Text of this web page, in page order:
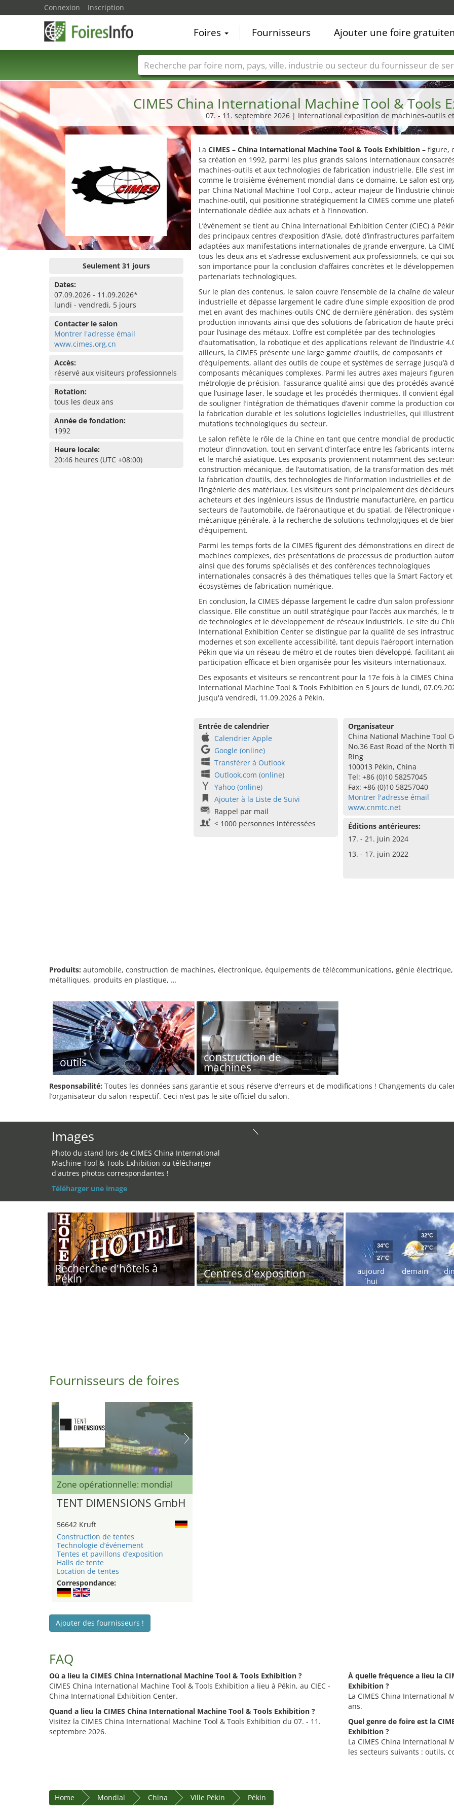
CIMES China International Machine Tool & Tools
07. - 11. septembre 2026 | International exposition de machines-outils
Seulement 31 jours
Dates:
07.09.2026 - 11.09.2026*
lundi - vendredi, 5 jours
Contacter le salon
Montrer l'adresse émail
www.cimes.org.cn
Accès:
réservé aux visiteurs professionnels
Rotation:
tous les deux ans
Année de fondation:
1992
Heure locale:
20:46 heures (UTC +08:00)
La CIMES – China International Machine Tool & Tools Exhibition– figure,
sa création en 1992, parmi les plus grands salons internationaux
machines-outils et aux technologies de fabrication industrielle. Elle s’est
comme le troisième événement mondial dans ce domaine. Le salon est
par China National Machine Tool Corp., acteur majeur de l’industrie
machine-outil, qui positionne stratégiquement la CIMES comme une
internationale dédiée aux achats et à l’innovation.
L’événement se tient au China International Exhibition Center (CIEC) à
des principaux centres d’exposition d’Asie, doté d’infrastructures
adaptées aux manifestations internationales de grande envergure. La
tous les deux ans et s’adresse exclusivement aux professionnels, ce qui
son importance pour la conclusion d’affaires concrètes et le
partenariats technologiques.
Sur le plan des contenus, le salon couvre l’ensemble de la chaîne de valeur
industrielle et dépasse largement le cadre d’une simple exposition de
met en avant des machines-outils CNC de dernière génération, des
production innovants ainsi que des solutions de fabrication de haute
pour l’usinage des métaux. L’offre est complétée par des technologies
d’automatisation, la robotique et des applications relevant de l’Industrie
ailleurs, la CIMES présente une large gamme d’outils, de composants et
d’équipements, allant des outils de coupe et systèmes de serrage jusqu’à
composants mécaniques complexes. Parmi les autres axes majeurs
métrologie de précision, l’assurance qualité ainsi que des procédés
que l’usinage laser, le soudage et les procédés thermiques. Il convient
de souligner l’intégration de thématiques d’avenir comme la production
la fabrication durable et les solutions logicielles industrielles, qui
mutations technologiques du secteur.
Le salon reflète le rôle de la Chine en tant que centre mondial de
moteur d’innovation, tout en servant d’interface entre les fabricants
et le marché asiatique. Les exposants proviennent notamment des
construction mécanique, de l’automatisation, de la transformation des
la fabrication d’outils, des technologies de l’information industrielles et de
l’ingénierie des matériaux. Les visiteurs sont principalement des
acheteurs et des ingénieurs issus de l’industrie manufacturière, en
secteurs de l’automobile, de l’aéronautique et du spatial, de l’électronique
mécanique générale, à la recherche de solutions technologiques et de
d’équipement.
Parmi les temps forts de la CIMES figurent des démonstrations en direct
machines complexes, des présentations de processus de production
ainsi que des forums spécialisés et des conférences technologiques
internationales consacrés à des thématiques telles que la Smart Factory et
écosystèmes de fabrication numérique.
En conclusion, la CIMES dépasse largement le cadre d’un salon
classique. Elle constitue un outil stratégique pour l’accès aux marchés, le
de technologies et le développement de réseaux industriels. Le site du
International Exhibition Center se distingue par la qualité de ses
modernes et son excellente accessibilité, tant depuis l’aéroport
Pékin que via un réseau de métro et de routes bien développé, facilitant
participation efficace et bien organisée pour les visiteurs internationaux.
Des exposants et visiteurs se rencontrent pour la 17e fois à la CIMES China
International Machine Tool & Tools Exhibition en 5 jours de lundi,
jusqu'à vendredi, 11.09.2026 à Pékin.
Entrée de calendrier
Calendrier Apple
Google (online)
Transférer à Outlook
Outlook.com (online)
Yahoo (online)
Ajouter à la Liste de Suivi
Rappel par mail
< 1000 personnes intéressées
Organisateur
China National Machine Tool
No.36 East Road of the North
Ring
100013 Pékin, China
Tel: +86 (0)10 58257045
Fax: +86 (0)10 58257040
Montrer l'adresse émail
www.cnmtc.net
Éditions antérieures:
17. - 21. juin 2024
13. - 17. juin 2022
Produits: automobile, construction de machines, électronique, équipements de télécommunications, génie
métalliques, produits en plastique, …
outils construction de
machines
Responsabilité: Toutes les données sans garantie et sous réserve d'erreurs et de modifications ! Changements du
l’organisateur du salon respectif. Ceci n’est pas le site officiel du salon.
Images
Photo du stand lors de CIMES China International
Machine Tool & Tools Exhibition ou télécharger
d'autres photos correspondantes !
Téléharger une image
Recherche d'hôtels à
Pékin Centres d'exposition
aujourd
´hui
34°C
27°C
demain
32°C
27°C
Fournisseurs de foires
Zone opérationnelle: mondial
TENT DIMENSIONS GmbH
56642 Kruft
Construction de tentes
Technologie d’événement
Tentes et pavillons d’exposition
Halls de tente
Location de tentes
Correspondance:
Ajouter des fournisseurs !
FAQ
Où a lieu la CIMES China International Machine Tool & Tools Exhibition ?
CIMES China International Machine Tool & Tools Exhibition a lieu à Pékin, au CIEC -
China International Exhibition Center.
Quand a lieu la CIMES China International Machine Tool & Tools Exhibition ?
Visitez la CIMES China International Machine Tool & Tools Exhibition du 07. - 11.
septembre 2026.
À quelle fréquence a lieu la
Exhibition ?
La CIMES China International
ans.
Quel genre de foire est la
Exhibition ?
La CIMES China International
les secteurs suivants : outils,
Home Mondial China Ville Pékin Pékin
Connexion Inscription
Foires Fournisseurs Ajouter une foire
Foire noms Pays Villes Secteurs de foire Secteurs du fournisseur de